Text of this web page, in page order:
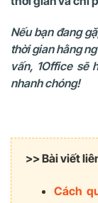
Nếu bạn đang
thời gian hằng
vấn, 1Office sẽ
nhanh chóng!
>> Bài viết
Cách